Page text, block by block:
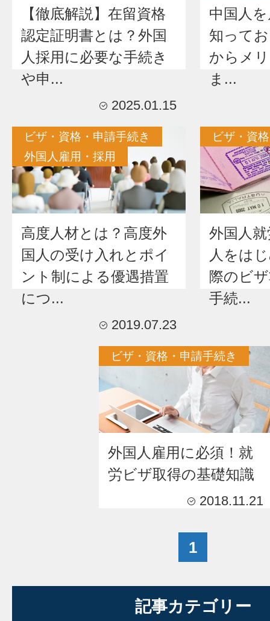
【徹底解説】在留資格
認定証明書とは？外国
人採用に必要な手続き
や申...
2025.01.15
中国人
知って
からメ
ま...
ビザ・資格・申請手続き
外国人雇用・採用
高度人材とは？高度外
国人の受け入れとポイ
ント制による優遇措置
につ...
2019.07.23
ビザ・資
外国人
人をは
際のビ
手続...
ビザ・資格・申請手続き
外国人雇用に必須！就
労ビザ取得の基礎知識
2018.11.21
1
記事カテゴリー